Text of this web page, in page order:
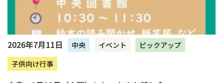
2026年7月11日 中央 イベント
ピックアップ
子供向け行事